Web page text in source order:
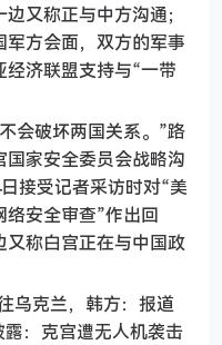
又称正与中方沟通；
方会面，双方的军事
济联盟支持与“一带
会破坏两国关系。”路
家安全委员会战略沟
接受记者采访时对“美
安全审查”作出回
称白宫正在与中国政
乌克兰，韩方：报道
：克宫遭无人机袭击